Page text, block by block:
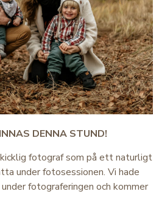
DENNA STUND!
fotograf som på ett naturligt
under fotosessionen. Vi hade
fotograferingen och kommer